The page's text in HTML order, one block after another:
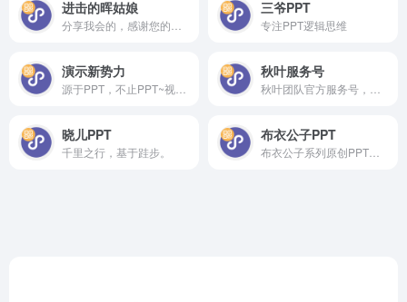
进击的晖姑娘 三爷PPT
专注PPT逻辑思维
演示新势力 秋叶服务号
晓儿PPT
千里之行，基于跬步。
布衣公子PPT